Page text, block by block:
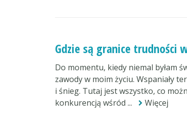
Gdzie są granice trudności
Do momentu, kiedy niemal byłam
zawody w moim życiu. Wspaniały
i śnieg. Tutaj jest wszystko, co
konkurencją wśród ...
Więcej